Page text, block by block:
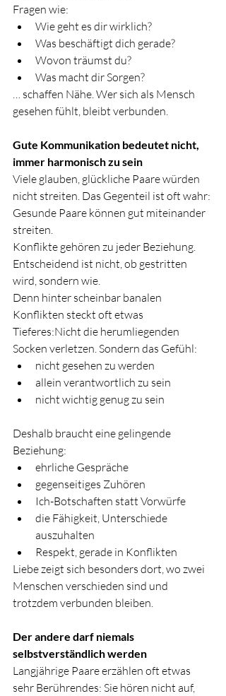
Fragen wie:
Wie geht es dir wirklich?
Was beschäftigt dich gerade?
Wovon träumst du?
Was macht dir Sorgen?
… schaffen Nähe. Wer sich als Mensch
gesehen fühlt, bleibt verbunden.
Gute Kommunikation bedeutet nicht,
immer harmonisch zu sein
Viele glauben, glückliche Paare würden
nicht streiten. Das Gegenteil ist oft wahr:
Gesunde Paare können gut miteinander
streiten.
Konflikte gehören zu jeder Beziehung.
Entscheidend ist nicht, ob gestritten
wird, sondern wie.
Denn hinter scheinbar banalen
Konflikten steckt oft etwas
Tieferes:Nicht die herumliegenden
Socken verletzen. Sondern das Gefühl:
nicht gesehen zu werden
allein verantwortlich zu sein
nicht wichtig genug zu sein
Deshalb braucht eine gelingende
Beziehung:
ehrliche Gespräche
gegenseitiges Zuhören
Ich-Botschaften statt Vorwürfe
die Fähigkeit, Unterschiede
auszuhalten
Respekt, gerade in Konflikten
Liebe zeigt sich besonders dort, wo zwei
Menschen verschieden sind und
trotzdem verbunden bleiben.
Der andere darf niemals
selbstverständlich werden
Langjährige Paare erzählen oft etwas
sehr Berührendes: Sie hören nicht auf,